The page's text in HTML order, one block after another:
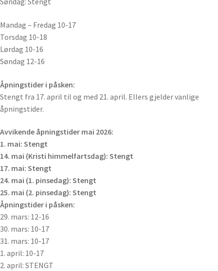
Mandag – Fredag 10-17
Torsdag 10-18
Lørdag 10-16
Søndag 12-16
Åpningstider i påsken:
Stengt fra 17. april til og med 21. april. Ellers gjelder vanlige
åpningstider.
Avvikende åpningstider mai 2026:
1. mai: Stengt
14. mai (Kristi himmelfartsdag): Stengt
17. mai: Stengt
24. mai (1. pinsedag): Stengt
25. mai (2. pinsedag): Stengt
Åpningstider i påsken:
29. mars: 12-16
30. mars: 10-17
31. mars: 10-17
1. april: 10-17
2. april: STENGT